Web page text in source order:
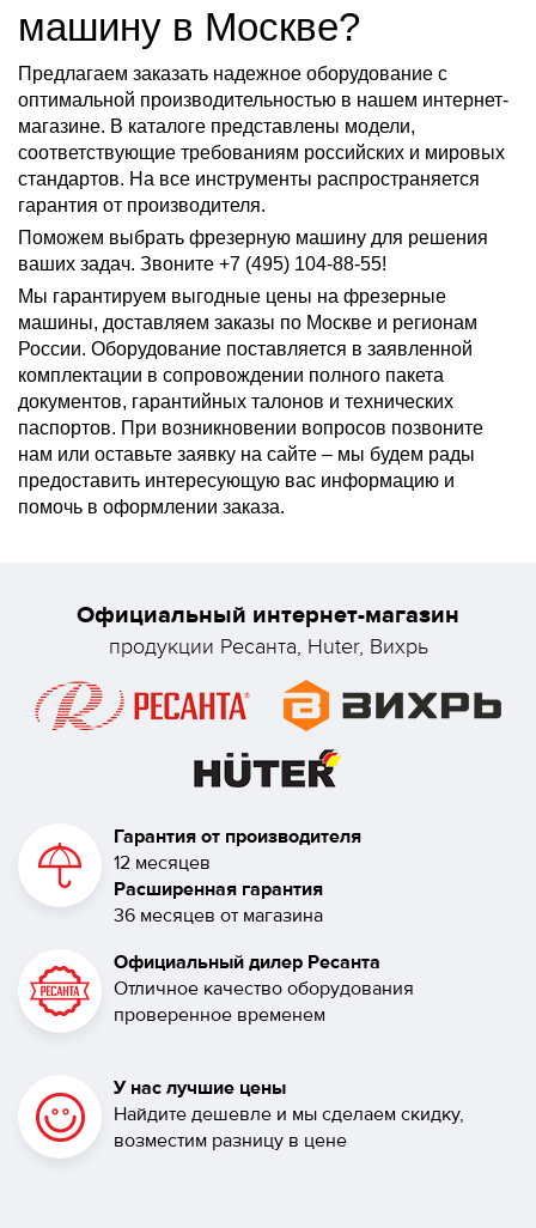
машину в Москве?
Предлагаем заказать надежное оборудование с
оптимальной производительностью в нашем интернет-
магазине. В каталоге представлены модели,
соответствующие требованиям российских и мировых
стандартов. На все инструменты распространяется
гарантия от производителя.
Поможем выбрать фрезерную машину для решения
ваших задач. Звоните +7 (495) 104-88-55!
Мы гарантируем выгодные цены на фрезерные
машины, доставляем заказы по Москве и регионам
России. Оборудование поставляется в заявленной
комплектации в сопровождении полного пакета
документов, гарантийных талонов и технических
паспортов. При возникновении вопросов позвоните
нам или оставьте заявку на сайте – мы будем рады
предоставить интересующую вас информацию и
помочь в оформлении заказа.
Официальный интернет-магазин
продукции Ресанта, Huter, Вихрь
Гарантия от производителя
12 месяцев
Расширенная гарантия
36 месяцев от магазина
Официальный дилер Ресанта
Отличное качество оборудования
проверенное временем
У нас лучшие цены
Найдите дешевле и мы сделаем скидку,
возместим разницу в цене